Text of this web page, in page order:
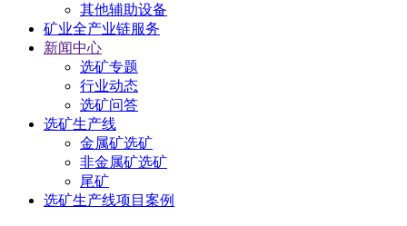
其他辅助设备
矿业全产业链服务
新闻中心
选矿专题
行业动态
选矿问答
选矿生产线
金属矿选矿
非金属矿选矿
尾矿
选矿生产线项目案例